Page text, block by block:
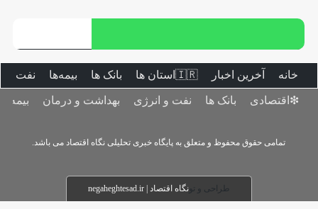
خانه آخرین اخبار 🇮🇷استان ‌ها بانک ها بیمه‌ها نفت و
❇اقتصادی بانک ها نفت و انرژی بهداشت و درمان بیمه‌ها
تمامی حقوق محفوظ و متعلق به پایگاه خبری تحلیلی نگاه اقتصاد می باشد.
طراحی و تونگاه اقتصاد | negaheghtesad.ir